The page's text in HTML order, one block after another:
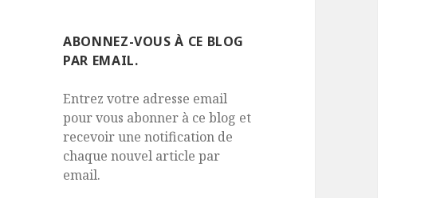
ABONNEZ-VOUS À CE BLOG
PAR EMAIL.
Entrez votre adresse email
pour vous abonner à ce blog et
recevoir une notification de
chaque nouvel article par
email.